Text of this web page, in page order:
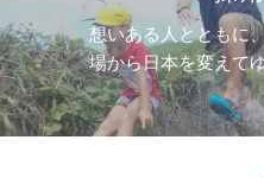
想いある人とともに
場から日本を変えて